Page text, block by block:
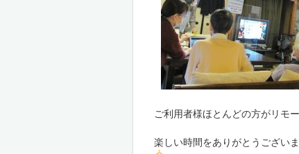
ご利用者様ほとんどの方がリモ
楽しい時間をありがとうござい